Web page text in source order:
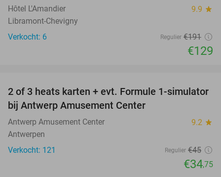
Hôtel L'Amandier 9.9 star
Libramont-Chevigny
Verkocht: 6
Regulier €191
€129
23%
2 of 3 heats karten + evt. Formule 1-simulator
bij Antwerp Amusement Center
Antwerp Amusement Center 9.2 star
Antwerpen
Verkocht: 121
Regulier €45
€34,75